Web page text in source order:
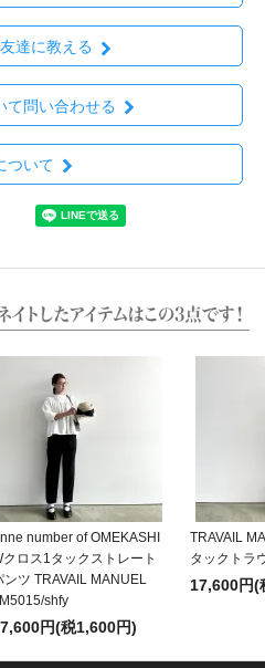
達に教える
て問い合わせる
ついて
number of OMEKASHI
クロス1タックストレート
ンツ TRAVAIL MANUEL
shfy
円(税1,600円)
TRAVAIL
タックトラ
17,600円(